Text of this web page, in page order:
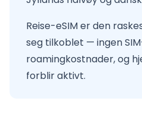
Reise-eSIM er den
seg tilkoblet — ingen
roamingkostnader, og
forblir aktivt.